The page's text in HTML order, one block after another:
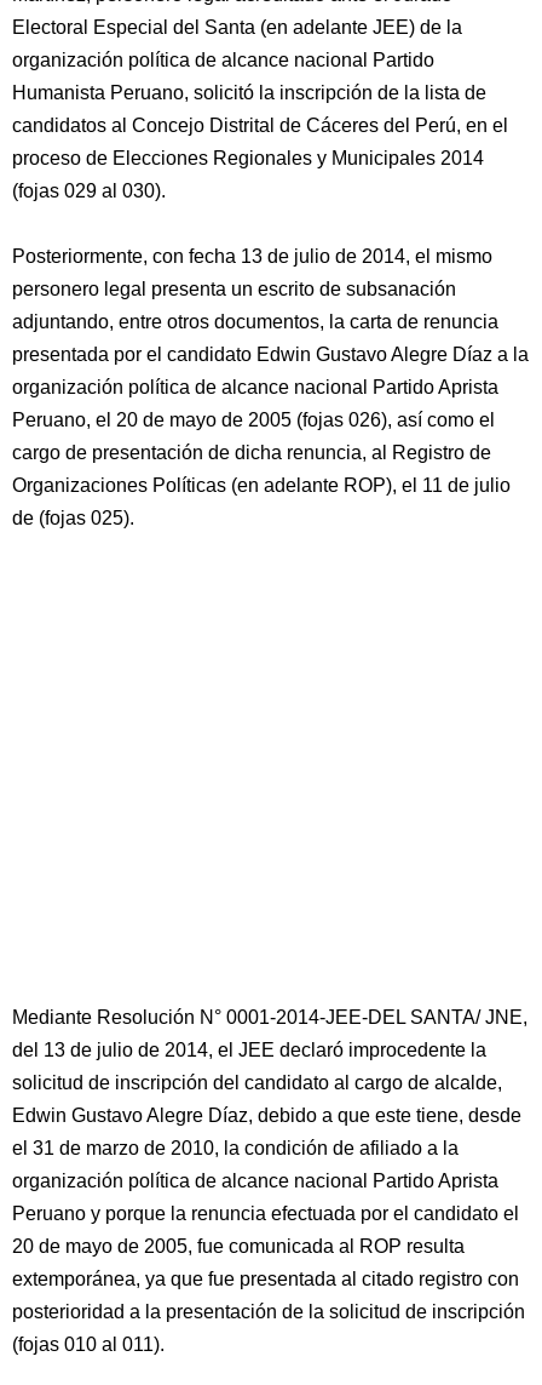
Electoral Especial del Santa (en adelante JEE) de la
organización política de alcance nacional Partido
Humanista Peruano, solicitó la inscripción de la lista de
candidatos al Concejo Distrital de Cáceres del Perú, en el
proceso de Elecciones Regionales y Municipales 2014
(fojas 029 al 030).
Posteriormente, con fecha 13 de julio de 2014, el mismo
personero legal presenta un escrito de subsanación
adjuntando, entre otros documentos, la carta de renuncia
presentada por el candidato Edwin Gustavo Alegre Díaz a la
organización política de alcance nacional Partido Aprista
Peruano, el 20 de mayo de 2005 (fojas 026), así como el
cargo de presentación de dicha renuncia, al Registro de
Organizaciones Políticas (en adelante ROP), el 11 de julio
de (fojas 025).
Mediante Resolución N° 0001-2014-JEE-DEL SANTA/ JNE,
del 13 de julio de 2014, el JEE declaró improcedente la
solicitud de inscripción del candidato al cargo de alcalde,
Edwin Gustavo Alegre Díaz, debido a que este tiene, desde
el 31 de marzo de 2010, la condición de afiliado a la
organización política de alcance nacional Partido Aprista
Peruano y porque la renuncia efectuada por el candidato el
20 de mayo de 2005, fue comunicada al ROP resulta
extemporánea, ya que fue presentada al citado registro con
posterioridad a la presentación de la solicitud de inscripción
(fojas 010 al 011).